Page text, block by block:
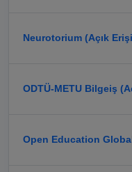
Neurotorium (Açık
ODTÜ-METU Bilgeiş
Open Education